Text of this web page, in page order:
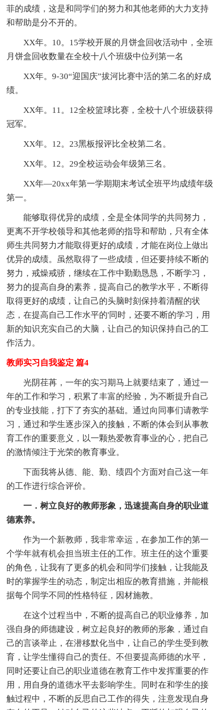
菲的成绩，这是和同学们的努力和其他老师的大力支持
和帮助是分不开的。
XX年。10。15学校开展的月饼盒回收活动中，全班
月饼盒回收数量在全校十八个班级中位列第一名
XX年。9-30“迎国庆”拔河比赛中活的第二名的好成
绩。
XX年。11。12全校篮球比赛，全校十八个班级获得
冠军。
XX年。12。23黑板报评比全校第二名。
XX年。12。29全校运动会年级第三名。
XX年—20xx年第一学期期末考试全班平均成绩年级
第一。
能够取得优异的成绩，全是全体同学的共同努力，
更离不开学校领导和其他老师的指导和帮助，只有全体
师生共同努力才能取得更好的成绩，才能在岗位上做出
优异的成绩。虽然取得了一些成绩，但还要持续不断的
努力，戒燥戒骄，继续在工作中勤勤恳恳，不断学习，
努力的提高自身的素养，提高自己的教学水平，不断得
取得更好的成绩，让自己的头脑时刻保持着清醒的状
态，在提高自己工作水平的'同时，还要不断的学习，用
新的知识充实自己的大脑，让自己的知识保持自己的工
作活力。
教师实习自我鉴定 篇4
光阴荏苒，一年的实习期马上就要结束了，通过一
年的工作和学习，积累了丰富的经验，为不断提升自己
的专业技能，打下了夯实的基础。通过向同事们请教学
习，通过和学生逐步深入的接触，不断的体会到从事教
育工作的重要意义，以一颗热爱教育事业的心，把自己
的激情倾注于光荣的教育事业。
下面我将从德、能、勤、绩四个方面对自己这一年
的工作进行综合评价。
一．树立良好的教师形象，迅速提高自身的职业道
德素养。
作为一个新教师，我非常幸运，在参加工作的第一
个学年就有机会担当班主任的工作。班主任的这个重要
的角色，让我有了更多的机会和同学们接触，让我能及
时的掌握学生的动态，制定出相应的教育措施，并能根
据每个同学不同的性格特征，因材施教。
在这个过程当中，不断的提高自己的职业修养，加
强自身的师德建设，树立起良好的教师的形象，通过自
己的言谈举止，在潜移默化当中，让自己的学生受到教
育，让学生懂得自己的责任。不但要提高师德的水平，
同时还要让自己的职业道德在教育工作中发挥重要的作
用，用自身的道德水平去影响学生。同时在和学生的接
触过程中，不断的反思自己工作的得失，注意发现自身